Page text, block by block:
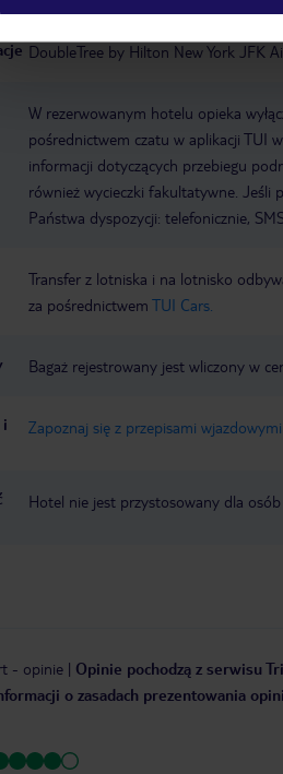
DoubleTree by Hilton New York JFK
W rezerwowanym hotelu opieka
pośrednictwem czatu w aplikacji TUI
informacji dotyczących przebiegu
również wycieczki fakultatywne. Jeśli
Państwa dyspozycji: telefonicznie,
Transfer z lotniska i na lotnisko
za pośrednictwem TUI Cars.
Bagaż rejestrowany jest wliczony w
i
Zapoznaj się z przepisami
Hotel nie jest przystosowany dla osób
- opinie | Opinie pochodzą z serwisu
o zasadach prezentowania